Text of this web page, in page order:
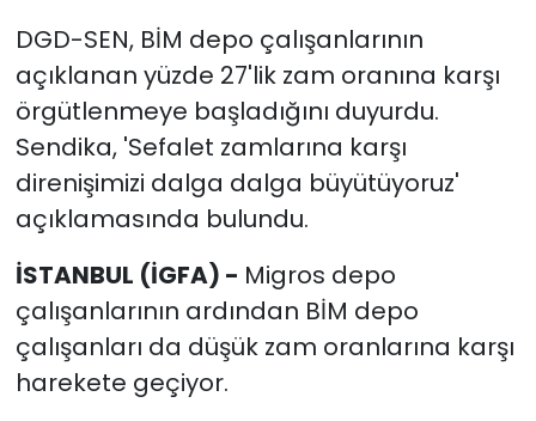
DGD-SEN, BİM depo çalışanlarının
açıklanan yüzde 27'lik zam oranına karşı
örgütlenmeye başladığını duyurdu.
Sendika, 'Sefalet zamlarına karşı
direnişimizi dalga dalga büyütüyoruz'
açıklamasında bulundu.
İSTANBUL (İGFA) - Migros depo
çalışanlarının ardından BİM depo
çalışanları da düşük zam oranlarına karşı
harekete geçiyor.